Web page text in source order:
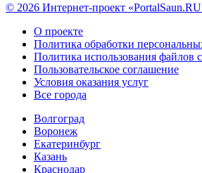
© 2026 Интернет-проект
О проекте
Политика обработки
Политика использования файлов
Пользовательское соглашение
Условия оказания услуг
Все города
Волгоград
Воронеж
Екатеринбург
Казань
Краснодар